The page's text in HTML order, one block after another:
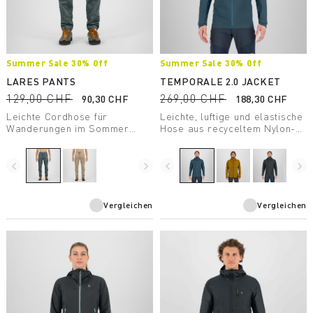
Summer Sale 30% Off
LARES PANTS
129,00 CHF
90,30 CHF
Leichte Cordhose für
Wanderungen im Sommer
navigate_before navigate_next
Vergleichen
Summer Sale 30% Off
TEMPORALE 2.0 JACKET
269,00 CHF
188,30 CHF
Leichte, luftige und elastische
Hose aus recyceltem Nylon-
die perfekt geeignet ist für
Wanderungen im Sommer.
navigate_before navigate_next
Vergleichen